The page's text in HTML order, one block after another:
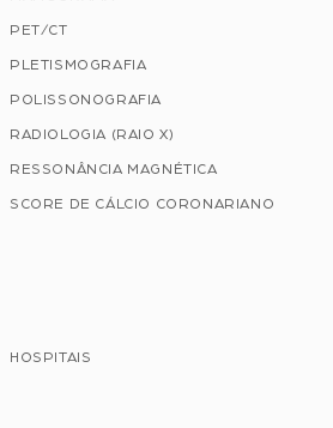
PET/CT
PLETISMOGRAFIA
POLISSONOGRAFIA
RADIOLOGIA (RAIO X)
RESSONÂNCIA MAGNÉTICA
SCORE DE CÁLCIO CORONARIANO
HOSPITAIS